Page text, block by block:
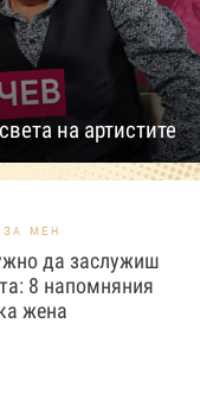
на артистите
МЕН
да заслужиш
8 напомняния
жена